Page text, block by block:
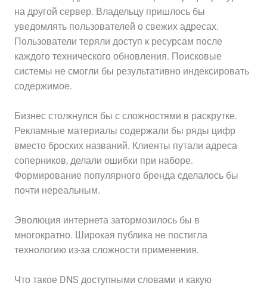
на другой сервер. Владельцу пришлось бы
уведомлять пользователей о свежих адресах.
Пользователи теряли доступ к ресурсам после
каждого технического обновления. Поисковые
системы не смогли бы результативно индексировать
содержимое.
Бизнес столкнулся бы с сложностями в раскрутке.
Рекламные материалы содержали бы ряды цифр
вместо броских названий. Клиенты путали адреса
соперников, делали ошибки при наборе.
Формирование популярного бренда сделалось бы
почти нереальным.
Эволюция интернета затормозилось бы в
многократно. Широкая публика не постигла
технологию из-за сложности применения.
Что такое DNS доступными словами и какую